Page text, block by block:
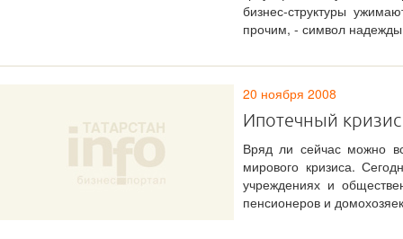
бизнес-структуры
прочим, - символ
20 ноября 2008
Ипотечный
Вряд ли сейчас можно
мирового кризиса.
учреждениях и
пенсионеров и